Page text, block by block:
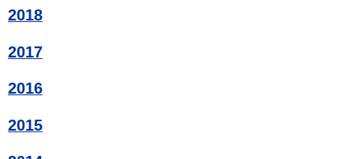
2018
2017
2016
2015